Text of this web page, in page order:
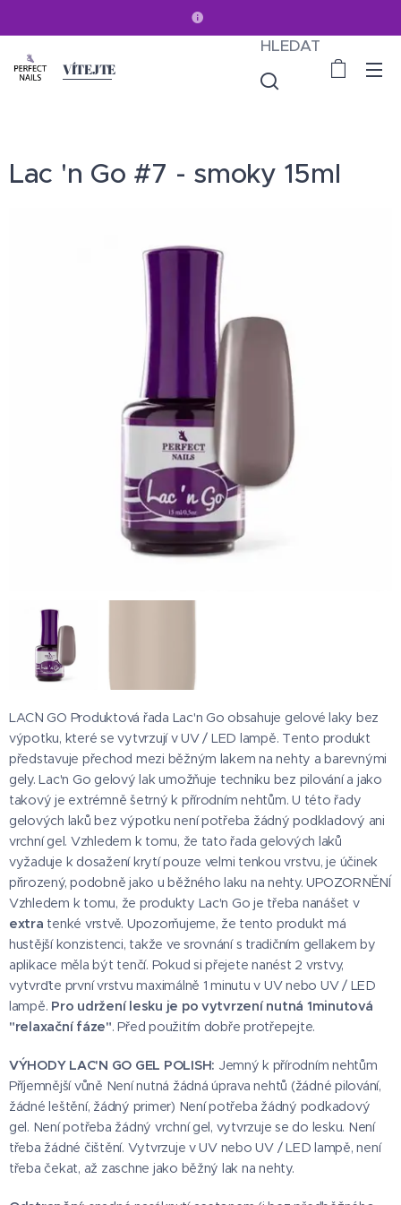
VÍTEJTE
HLEDAT
Lac 'n Go #7 - smoky 15ml
LAC`N GO Produktová řada Lac'n Go obsahuje gelové laky bez
výpotku, které se vytvrzují v UV / LED lampě. Tento produkt
představuje přechod mezi běžným lakem na nehty a barevnými
gely. Lac'n Go gelový lak umožňuje techniku ​​bez pilování a jako
takový je extrémně šetrný k přírodním nehtům. U této řady
gelových laků bez výpotku není potřeba žádný podkladový ani
vrchní gel. Vzhledem k tomu, že tato řada gelových laků
vyžaduje k dosažení krytí pouze velmi tenkou vrstvu, je účinek
přirozený, podobně jako u běžného laku na nehty. UPOZORNĚNÍ
Vzhledem k tomu, že produkty Lac'n Go je třeba nanášet v
extra tenké vrstvě. Upozorňujeme, že tento produkt má
hustější konzistenci, takže ve srovnání s tradičním gellakem by
aplikace měla být tenčí. Pokud si přejete nanést 2 vrstvy,
vytvrďte první vrstvu maximálně 1 minutu v UV nebo UV / LED
lampě. Pro udržení lesku je po vytvrzení nutná 1minutová
"relaxační fáze". Před použitím dobře protřepejte.
VÝHODY LAC'N GO GEL POLISH: Jemný k přírodním nehtům
Příjemnější vůně Není nutná žádná úprava nehtů (žádné pilování,
žádné leštění, žádný primer) Není potřeba žádný podkadový
gel. Není potřeba žádný vrchní gel, vytvrzuje se do lesku. Není
třeba žádné čištění. Vytvrzuje v UV nebo UV / LED lampě, není
třeba čekat, až zaschne jako běžný lak na nehty.